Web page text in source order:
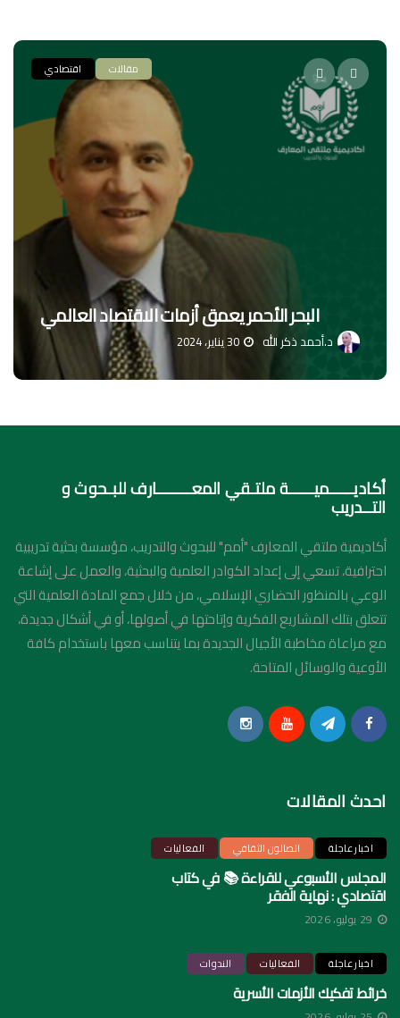
اقتصادي مقالات
البحر الأحمر يعمق أزمات الاقتصاد العالمي
د.أحمد ذكر الله 30 يناير، 2024
أكاديـــــميـــــة ملتـقي المعـــــــارف للبـحوث و
التــدريب
أكاديمية ملتقي المعارف "أمم" للبحوث والتدريب، مؤسسة بحثية تدريبية
احترافية، تسعي إلى إعداد الكوادر العلمية والبحثية، والعمل على إشاعة
الوعي بالمنظور الحضاري الإسلامي، من خلال جمع المادة العلمية التي
تتعلق بتلك المشاريع الفكرية وإتاحتها في أصولها، أو في أشكال جديدة،
مع مراعاة مخاطبة الأجيال الجديدة بما يتناسب معها باستخدام كافة
الأوعية والوسائل المتاحة.
احدث المقالات
اخبار عاجلة الصالون الثقافي الفعاليات
المجلس الأسبوعي للقراءة 📚 في كتاب
اقتصادي : نهاية الفقر
29 يوليو، 2026
اخبار عاجلة الفعاليات الندوات
خرائط تفكيك الأزمات الأسرية